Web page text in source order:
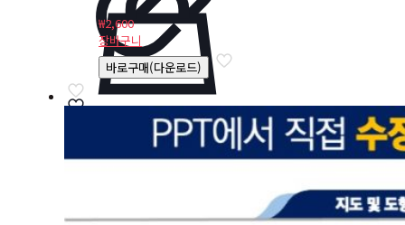
₩2,600
장바구니
바로구매(다운로드)